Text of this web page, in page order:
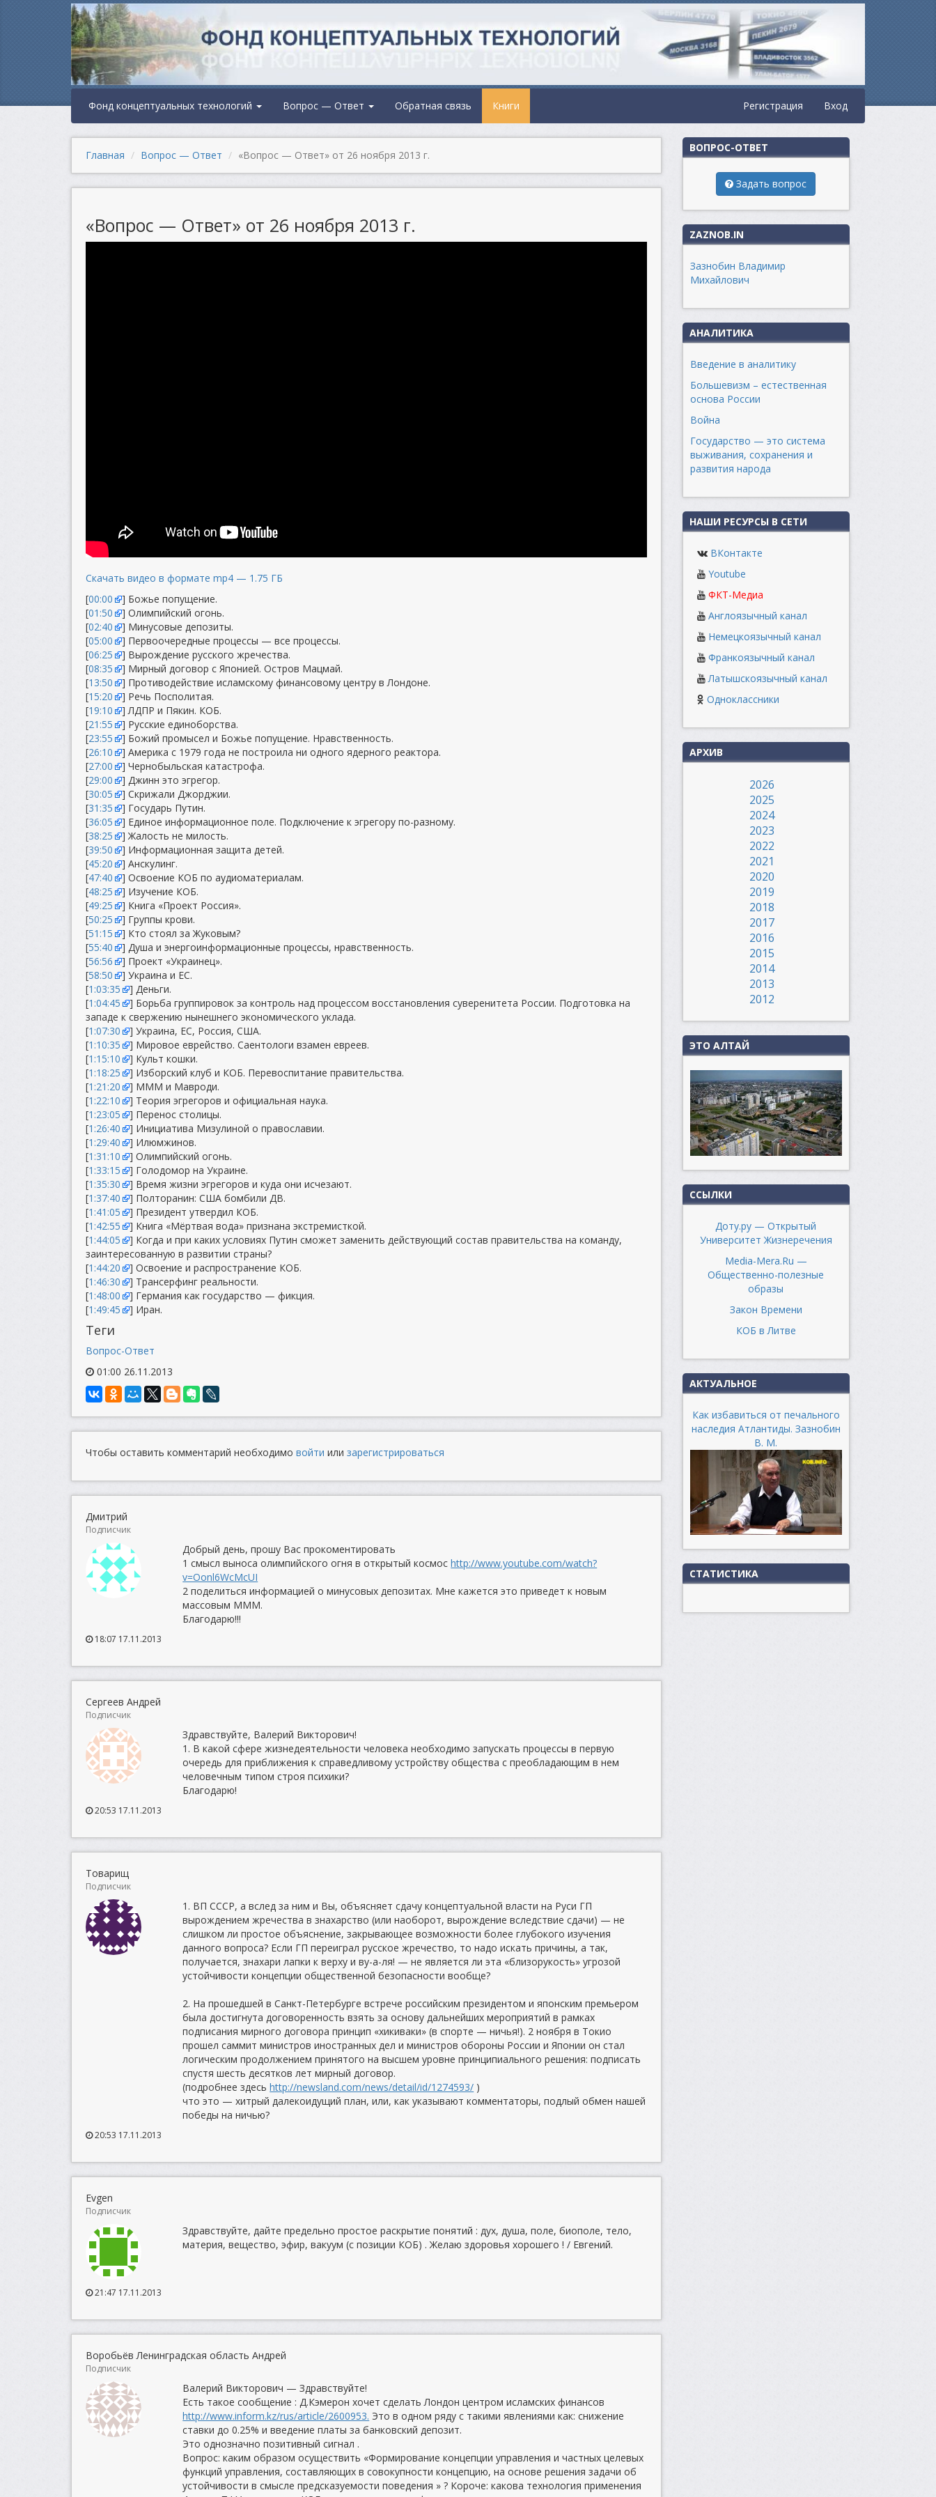
Фонд концептуальных технологий Вопрос — Ответ Обратная связь Книги Регистрация Вход
Главная Вопрос — Ответ «Вопрос — Ответ» от 26 ноября 2013 г.
«Вопрос — Ответ» от 26 ноября 2013 г.
Скачать видео в формате mp4 — 1.75 ГБ
[00:00
] Божье попущение.
[01:50
] Олимпийский огонь.
[02:40
] Минусовые депозиты.
[05:00
] Первоочередные процессы — все процессы.
[06:25
] Вырождение русского жречества.
[08:35
] Мирный договор с Японией. Остров Мацмай.
[13:50
] Противодействие исламскому финансовому центру в Лондоне.
[15:20
] Речь Посполитая.
[19:10
] ЛДПР и Пякин. КОБ.
[21:55
] Русские единоборства.
[23:55
] Божий промысел и Божье попущение. Нравственность.
[26:10
] Америка с 1979 года не построила ни одного ядерного реактора.
[27:00
] Чернобыльская катастрофа.
[29:00
] Джинн это эгрегор.
[30:05
] Скрижали Джорджии.
[31:35
] Государь Путин.
[36:05
] Единое информационное поле. Подключение к эгрегору по-разному.
[38:25
] Жалость не милость.
[39:50
] Информационная защита детей.
[45:20
] Анскулинг.
[47:40
] Освоение КОБ по аудиоматериалам.
[48:25
] Изучение КОБ.
[49:25
] Книга «Проект Россия».
[50:25
] Группы крови.
[51:15
] Кто стоял за Жуковым?
[55:40
] Душа и энергоинформационные процессы, нравственность.
[56:56
] Проект «Украинец».
[58:50
] Украина и ЕС.
[1:03:35
] Деньги.
[1:04:45
] Борьба группировок за контроль над процессом восстановления суверенитета России. Подготовка на
западе к свержению нынешнего экономического уклада.
[1:07:30
] Украина, ЕС, Россия, США.
[1:10:35
] Мировое еврейство. Саентологи взамен евреев.
[1:15:10
] Культ кошки.
[1:18:25
] Изборский клуб и КОБ. Перевоспитание правительства.
[1:21:20
] МММ и Мавроди.
[1:22:10
] Теория эгрегоров и официальная наука.
[1:23:05
] Перенос столицы.
[1:26:40
] Инициатива Мизулиной о православии.
[1:29:40
] Илюмжинов.
[1:31:10
] Олимпийский огонь.
[1:33:15
] Голодомор на Украине.
[1:35:30
] Время жизни эгрегоров и куда они исчезают.
[1:37:40
] Полторанин: США бомбили ДВ.
[1:41:05
] Президент утвердил КОБ.
[1:42:55
] Книга «Мёртвая вода» признана экстремисткой.
[1:44:05
] Когда и при каких условиях Путин сможет заменить действующий состав правительства на команду,
заинтересованную в развитии страны?
[1:44:20
] Освоение и распространение КОБ.
[1:46:30
] Трансерфинг реальности.
[1:48:00
] Германия как государство — фикция.
[1:49:45 ] Иран.
Теги
Вопрос-Ответ
01:00 26.11.2013
Чтобы оставить комментарий необходимо войти или зарегистрироваться
Дмитрий
Подписчик
Добрый день, прошу Вас прокоментировать
1 смысл выноса олимпийского огня в открытый космосhttp://www.youtube.com/watch?
v=Oonl6WcMcUI
2 поделиться информацией о минусовых депозитах. Мне кажется это приведет к новым
массовым МММ.
Благодарю!!!
18:07 17.11.2013
Сергеев Андрей
Подписчик
Здравствуйте, Валерий Викторович!
1. В какой сфере жизнедеятельности человека необходимо запускать процессы в первую
очередь для приближения к справедливому устройству общества с преобладающим в нем
человечным типом строя психики?
Благодарю!
20:53 17.11.2013
Товарищ
Подписчик
1. ВП СССР, а вслед за ним и Вы, объясняет сдачу концептуальной власти на Руси ГП
вырождением жречества в знахарство (или наоборот, вырождение вследствие сдачи) — не
слишком ли простое объяснение, закрывающее возможности более глубокого изучения
данного вопроса? Если ГП переиграл русское жречество, то надо искать причины, а так,
получается, знахари лапки к верху и ву-а-ля! — не является ли эта «близорукость» угрозой
устойчивости концепции общественной безопасности вообще?
2. На прошедшей в Санкт-Петербурге встрече российским президентом и японским премьером
была достигнута договоренность взять за основу дальнейших мероприятий в рамках
подписания мирного договора принцип «хикиваки» (в спорте — ничья!). 2 ноября в Токио
прошел саммит министров иностранных дел и министров обороны России и Японии он стал
логическим продолжением принятого на высшем уровне принципиального решения: подписать
спустя шесть десятков лет мирный договор.
(подробнее здесьhttp://newsland.com/news/detail/id/1274593/ )
что это — хитрый далекоидущий план, или, как указывают комментаторы, подлый обмен нашей
победы на ничью?
20:53 17.11.2013
Evgen
Подписчик
Здравствуйте, дайте предельно простое раскрытие понятий : дух, душа, поле, биополе, тело,
материя, вещество, эфир, вакуум (с позиции КОБ) . Желаю здоровья хорошего ! / Евгений.
21:47 17.11.2013
Воробьёв Ленинградская область Андрей
Подписчик
Валерий Викторович — Здравствуйте!
Есть такое сообщение : Д.Кэмерон хочет сделать Лондон центром исламских финансов
http://www.inform.kz/rus/article/2600953. Это в одном ряду с такими явлениями как: снижение
ставки до 0.25% и введение платы за банковский депозит.
Это однозначно позитивный сигнал .
Вопрос: каким образом осуществить «Формирование концепции управления и частных целевых
функций управления, составляющих в совокупности концепцию, на основе решения задачи об
устойчивости в смысле предсказуемости поведения » ? Короче: какова технология применения
ВОПРОС-ОТВЕТ
Задать вопрос
ZAZNOB.IN
Зазнобин Владимир
Михайлович
АНАЛИТИКА
Введение в аналитику
Большевизм – естественная
основа России
Война
Государство — это система
выживания, сохранения и
развития народа
НАШИ РЕСУРСЫ В СЕТИ
ВКонтакте
Youtube
ФКТ-Медиа
Англоязычный канал
Немецкоязычный канал
Франкоязычный канал
Латышскоязычный канал
Одноклассники
АРХИВ
2026
2025
2024
2023
2022
2021
2020
2019
2018
2017
2016
2015
2014
2013
2012
ЭТО АЛТАЙ
ССЫЛКИ
Доту.ру — Открытый
Университет Жизнеречения
Media-Mera.Ru —
Общественно-полезные
образы
Закон Времени
КОБ в Литве
АКТУАЛЬНОЕ
Как избавиться от печального
наследия Атлантиды. Зазнобин
В. М.
СТАТИСТИКА